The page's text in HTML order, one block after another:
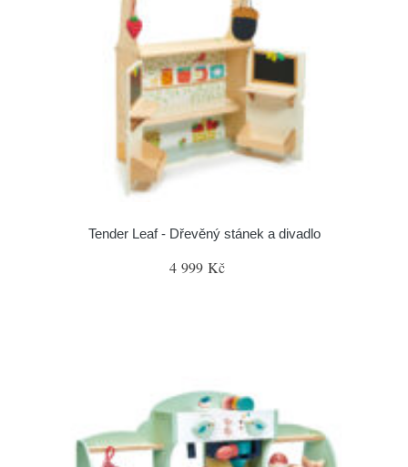
Tender Leaf - Dřevěný stánek a divadlo
4 999 Kč